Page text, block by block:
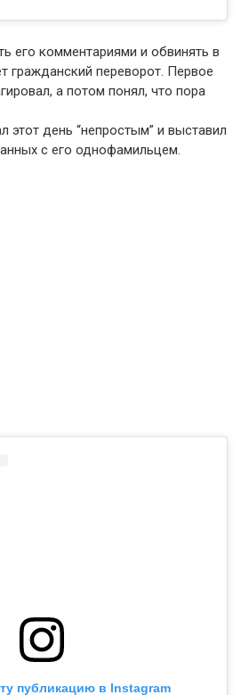
его комментариями и обвинять в
гражданский переворот. Первое
а потом понял, что пора
этот день “непростым” и выставил
с его однофамильцем.
публикацию в Instagram